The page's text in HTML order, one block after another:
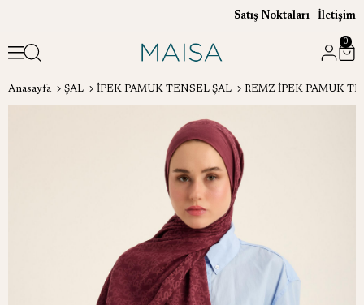
Satış Noktaları İletişim
0
Anasayfa ŞAL İPEK PAMUK TENSEL ŞAL REMZ İPEK PAMUK